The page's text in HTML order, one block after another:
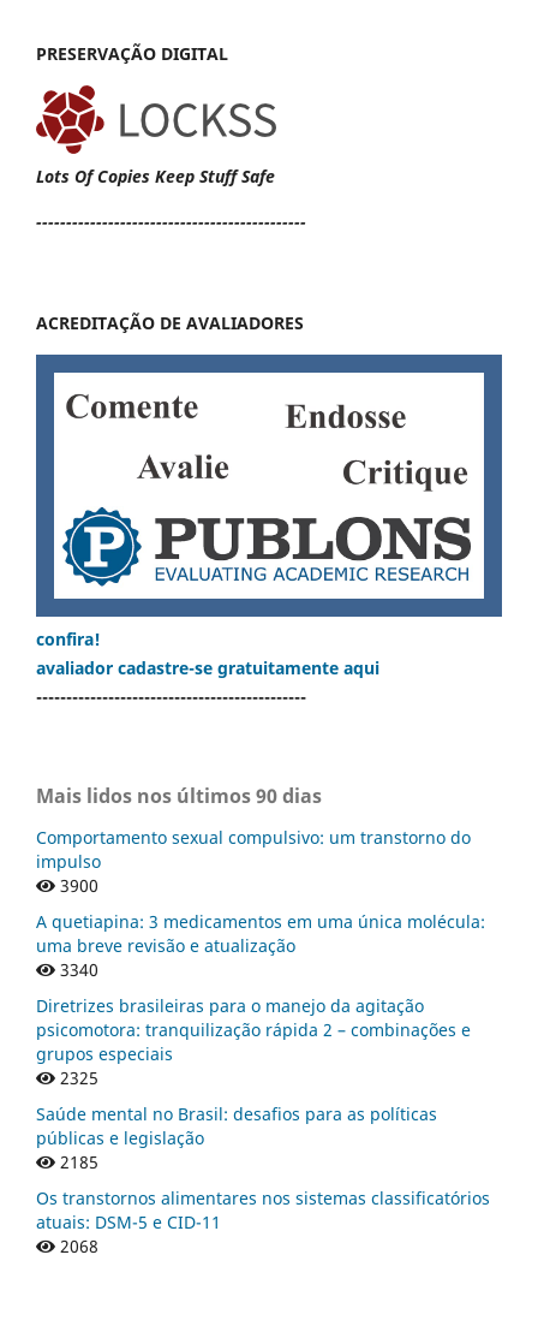
PRESERVAÇÃO DIGITAL
Lots Of Copies Keep Stuff Safe
---------------------------------------------
ACREDITAÇÃO DE AVALIADORES
confira!
avaliador cadastre-se gratuitamente aqui
---------------------------------------------
Mais lidos nos últimos 90 dias
Comportamento sexual compulsivo: um transtorno do
impulso
3900
A quetiapina: 3 medicamentos em uma única molécula:
uma breve revisão e atualização
3340
Diretrizes brasileiras para o manejo da agitação
psicomotora: tranquilização rápida 2 – combinações e
grupos especiais
2325
Saúde mental no Brasil: desafios para as políticas
públicas e legislação
2185
Os transtornos alimentares nos sistemas classificatórios
atuais: DSM-5 e CID-11
2068